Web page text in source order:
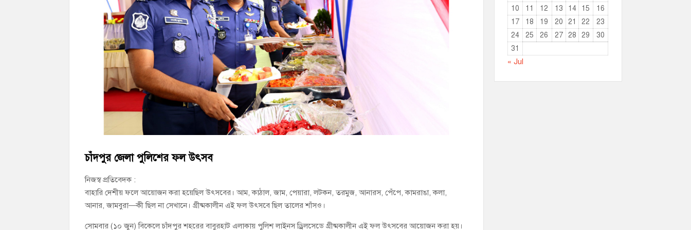
চাঁদপুর জেলা বিএনপির সিনিয়র সহ-সভাপতি মাহবুব আনোয়ার বাবলুর মৃত্যুতে স্মরণ সভা ও দোয়া মাহফিল
চাঁদপুর পৌরসভার ২০৫ কোটি টাকার বাজেট ঘোষণা
কচুয়ায় পৃথক অভিযানে ২০১ পিস ইয়াবা ও ৫০ গ্রাম গাঁজাসহ ৩ মাদক কারবারি গ্রেপ্তার
চাঁদপুর জেলা পুলিশের ফল উৎসব
নিজস্ব প্রতিবেদক :
বাহারি দেশীয় ফলে আয়োজন করা হয়েছিল উৎসবের। আম, কাঠাল, জাম, পেয়ারা, লটকন, তরমুজ, আনারস, পেঁপে, কামরাঙা, কলা,
আনার, জামবুরা—কী ছিল না সেখানে। গ্রীষ্মকালীন এই ফল উৎসবে ছিল তালের শাঁসও।
সোমবার (১০ জুন) বিকেলে চাঁদপুর শহরের বাবুরহাট এলাকায় পুলিশ লাইনস ড্রিলসেডে গ্রীষ্মকালীন এই ফল উৎসবের আয়োজন করা হয়।
10
11 12 13 14 15
16
17
18 19 20 21 22
23
24
25 26 27 28 29
30
31
« Jul